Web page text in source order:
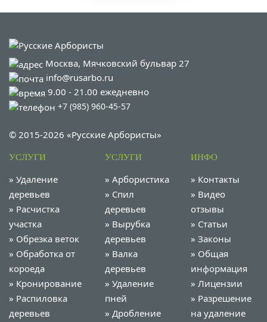
Москва, Мячковский бульвар 27
info@rusarbo.ru
9.00 - 21.00 ежедневно
+7 (985) 960-45-57
© 2015-2026 «Русские Арбористы»
УСЛУГИ
» Удаление
деревьев
» Расчистка
участка
» Обрезка веток
» Обработка от
короеда
» Кронирование
» Распиловка
деревьев
УСЛУГИ
» Арбористика
» Спил
деревьев
» Вырубка
деревьев
» Валка
деревьев
» Удаление
пней
» Дробление
ИНФО
» Контакты
» Видео
отзывы
» Статьи
» Законы
» Общая
информация
» Лицензии
» Разрешение
на удаление